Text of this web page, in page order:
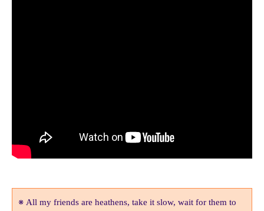
※ All my friends are heathens, take it slow, wait for them to